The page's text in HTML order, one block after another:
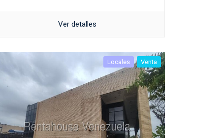
Ver detalles
Locales Venta